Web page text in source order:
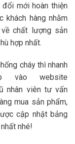
đổi mới hoàn thiện
hàng nhằm
chất lượng sản
hợp nhất.
cháy thì nhanh
vào website
nhân viên tư vấn
mua sản phẩm,
cập nhật bảng
nhé!